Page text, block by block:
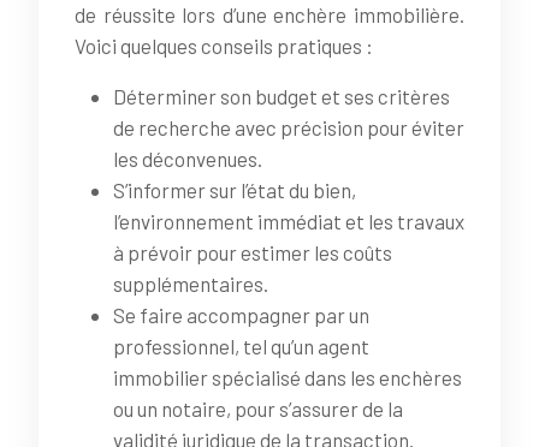
de réussite lors d’une enchère immobilière.
Voici quelques conseils pratiques :
Déterminer son budget et ses critères
de recherche avec précision pour éviter
les déconvenues.
S’informer sur l’état du bien,
l’environnement immédiat et les travaux
à prévoir pour estimer les coûts
supplémentaires.
Se faire accompagner par un
professionnel, tel qu’un agent
immobilier spécialisé dans les enchères
ou un notaire, pour s’assurer de la
validité juridique de la transaction.